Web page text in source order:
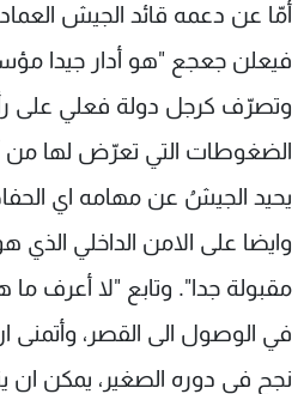
أمّا عن دعمه قائد الجيش
فيعلن جعجع "هو أدار جيدا
وتصرّف كرجل دولة فعلي على
الضغوطات التي تعرّض لها من
يحيد الجيشُ عن مهامه اي
وايضا على الامن الداخلي
مقبولة جدا". وتابع "لا أعرف
في الوصول الى القصر، وأتمنى
نجح في دوره الصغير، يمكن ان